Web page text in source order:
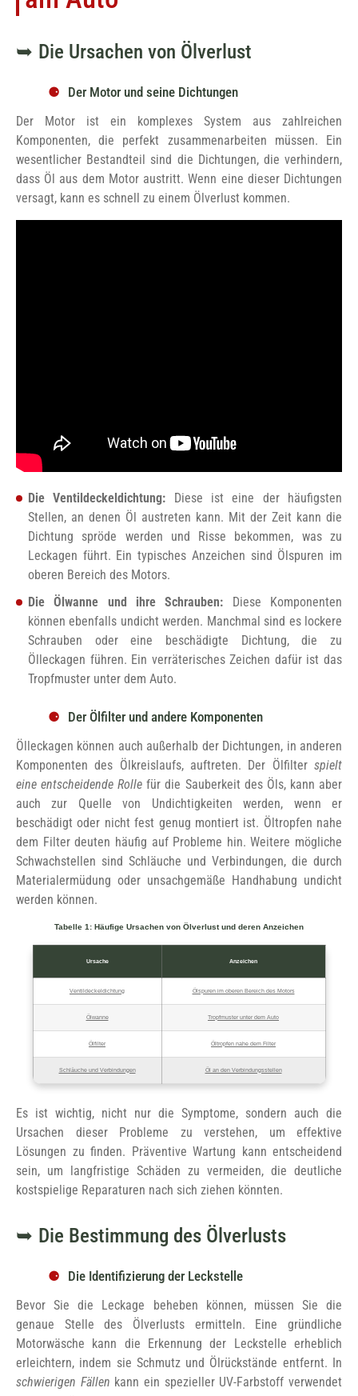
Die Ursachen von Ölverlust
Der Motor und seine Dichtungen
Der Motor ist ein komplexes System aus zahlreichen
Komponenten, die perfekt zusammenarbeiten müssen. Ein
wesentlicher Bestandteil sind die Dichtungen, die verhindern,
dass Öl aus dem Motor austritt. Wenn eine dieser Dichtungen
versagt, kann es schnell zu einem Ölverlust kommen.
Die Ventildeckeldichtung: Diese ist eine der häufigsten
Stellen, an denen Öl austreten kann. Mit der Zeit kann die
Dichtung spröde werden und Risse bekommen, was zu
Leckagen führt. Ein typisches Anzeichen sind Ölspuren im
oberen Bereich des Motors.
Die Ölwanne und ihre Schrauben: Diese Komponenten
können ebenfalls undicht werden. Manchmal sind es lockere
Schrauben oder eine beschädigte Dichtung, die zu
Ölleckagen führen. Ein verräterisches Zeichen dafür ist das
Tropfmuster unter dem Auto.
Der Ölfilter und andere Komponenten
Ölleckagen können auch außerhalb der Dichtungen, in anderen
Komponenten des Ölkreislaufs, auftreten. Der Ölfilter spielt
eine entscheidende Rolle für die Sauberkeit des Öls, kann aber
auch zur Quelle von Undichtigkeiten werden, wenn er
beschädigt oder nicht fest genug montiert ist. Öltropfen nahe
dem Filter deuten häufig auf Probleme hin. Weitere mögliche
Schwachstellen sind Schläuche und Verbindungen, die durch
Materialermüdung oder unsachgemäße Handhabung undicht
werden können.
Tabelle 1: Häufige Ursachen von Ölverlust und deren Anzeichen
Ursache Anzeichen
Ventildeckeldichtung Ölspuren im oberen Bereich des Motors
Ölwanne Tropfmuster unter dem Auto
Ölfilter Öltropfen nahe dem Filter
Schläuche und Verbindungen Öl an den Verbindungsstellen
Es ist wichtig, nicht nur die Symptome, sondern auch die
Ursachen dieser Probleme zu verstehen, um effektive
Lösungen zu finden. Präventive Wartung kann entscheidend
sein, um langfristige Schäden zu vermeiden, die deutliche
kostspielige Reparaturen nach sich ziehen könnten.
Die Bestimmung des Ölverlusts
Die Identifizierung der Leckstelle
Bevor Sie die Leckage beheben können, müssen Sie die
genaue Stelle des Ölverlusts ermitteln. Eine gründliche
Motorwäsche kann die Erkennung der Leckstelle erheblich
erleichtern, indem sie Schmutz und Ölrückstände entfernt. In
schwierigen Fällen kann ein spezieller UV-Farbstoff verwendet